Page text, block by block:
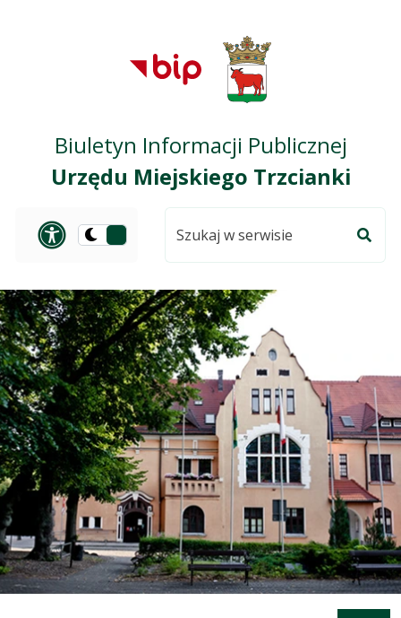
Przejdź do
głównego menu
Przejdź do treści
Przejdź do mapy
serwisu
Biuletyn Informacji Publicznej
Urzędu Miejskiego Trzcianki
Panel dostosowania
Przełącz
ciemną
serwisie